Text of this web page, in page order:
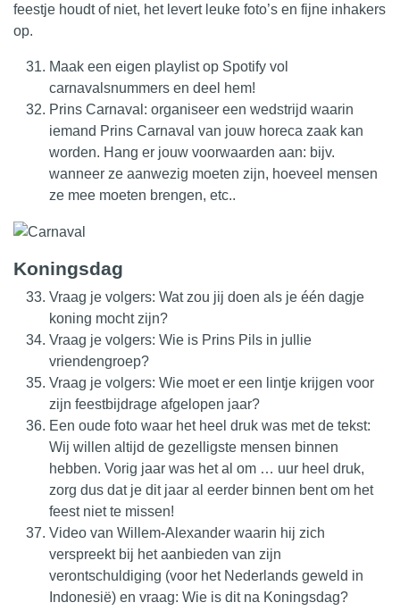
feestje houdt of niet, het levert leuke foto’s en fijne inhakers
op.
Maak een eigen playlist op Spotify vol
carnavalsnummers en deel hem!
Prins Carnaval: organiseer een wedstrijd waarin
iemand Prins Carnaval van jouw horeca zaak kan
worden. Hang er jouw voorwaarden aan: bijv.
wanneer ze aanwezig moeten zijn, hoeveel mensen
ze mee moeten brengen, etc..
Koningsdag
Vraag je volgers: Wat zou jij doen als je één dagje
koning mocht zijn?
Vraag je volgers: Wie is Prins Pils in jullie
vriendengroep?
Vraag je volgers: Wie moet er een lintje krijgen voor
zijn feestbijdrage afgelopen jaar?
Een oude foto waar het heel druk was met de tekst:
Wij willen altijd de gezelligste mensen binnen
hebben. Vorig jaar was het al om … uur heel druk,
zorg dus dat je dit jaar al eerder binnen bent om het
feest niet te missen!
Video van Willem-Alexander waarin hij zich
verspreekt bij het aanbieden van zijn
verontschuldiging (voor het Nederlands geweld in
Indonesië) en vraag: Wie is dit na Koningsdag?